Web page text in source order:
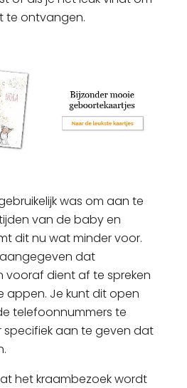
te ontvangen.
was om aan te
van de baby en
dit nu wat minder voor.
dat
vooraf dient af te spreken
appen. Je kunt dit open
telefoonnummers te
aan te geven dat
het kraambezoek wordt